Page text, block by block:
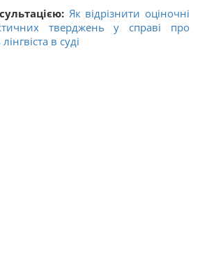
Як відрізнити оціночні
тверджень у справі про
в суді